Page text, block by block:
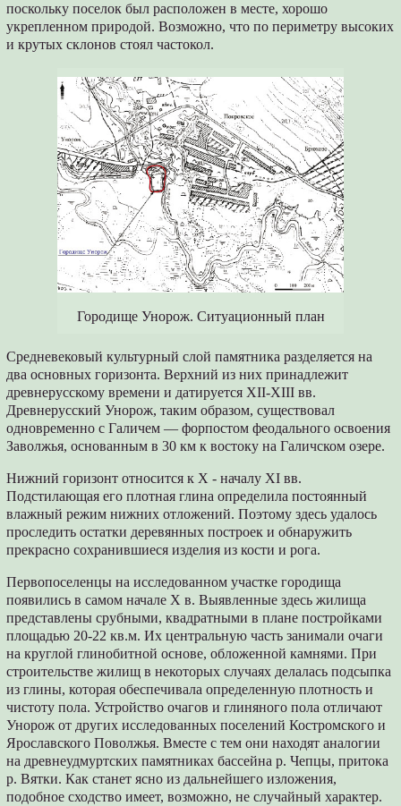
поскольку поселок был расположен в месте, хорошо
укрепленном природой. Возможно, что по периметру высоких
и крутых склонов стоял частокол.
Городище Унорож. Ситуационный план
Средневековый культурный слой памятника разделяется на
два основных горизонта. Верхний из них принадлежит
древнерусскому времени и датируется XII-XIII вв.
Древнерусский Унорож, таким образом, существовал
одновременно с Галичем — форпостом феодального освоения
Заволжья, основанным в 30 км к востоку на Галичском озере.
Нижний горизонт относится к X - началу XI вв.
Подстилающая его плотная глина определила постоянный
влажный режим нижних отложений. Поэтому здесь удалось
проследить остатки деревянных построек и обнаружить
прекрасно сохранившиеся изделия из кости и рога.
Первопоселенцы на исследованном участке городища
появились в самом начале X в. Выявленные здесь жилища
представлены срубными, квадратными в плане постройками
площадью 20-22 кв.м. Их центральную часть занимали очаги
на круглой глинобитной основе, обложенной камнями. При
строительстве жилищ в некоторых случаях делалась подсыпка
из глины, которая обеспечивала определенную плотность и
чистоту пола. Устройство очагов и глиняного пола отличают
Унорож от других исследованных поселений Костромского и
Ярославского Поволжья. Вместе с тем они находят аналогии
на древнеудмуртских памятниках бассейна р. Чепцы, притока
р. Вятки. Как станет ясно из дальнейшего изложения,
подобное сходство имеет, возможно, не случайный характер.